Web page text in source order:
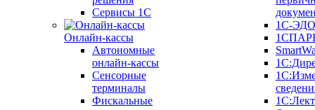
Сервисы 1С
Онлайн-кассы
Автономные
онлайн-кассы
Сенсорные
терминалы
Фискальные
1С-ЭДО